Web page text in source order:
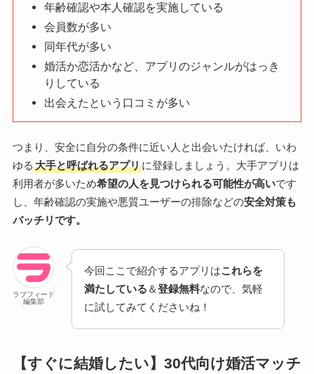
年齢確認や本人確認を実施している
会員数が多い
同年代が多い
婚活か恋活かなど、アプリのジャンルがはっき
りしている
出会えたという口コミが多い
つまり、安全に自分の条件に近い人と出会いたければ、いわ
ゆる 大手と呼ばれるアプリに登録しましょう。大手アプリは
利用者が多いため希望の人を見つけられる可能性が高いです
し、年齢確認の実施や悪質ユーザーの排除などの安全対策も
バッチリです。
ラブフィード
編集部
今回ここで紹介するアプリはこれらを
満たしている ＆登録無料なので、気軽
に試してみてくださいね！
【すぐに結婚したい】30代向け婚活マッチ